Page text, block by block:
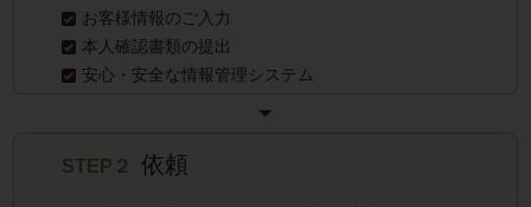
お客様情報のご入力
本人確認書類の提出
安心・安全な情報管理システム
STEP２依頼